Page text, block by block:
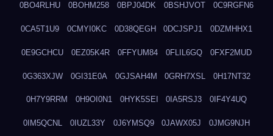
0BO4RLHU 0BOHM258 0BPJ04DK 0BSHJVOT 0C9RGFN6
0CA5T1U9 0CMYI0KC 0D38QEGH 0DCJSPJ1 0DZMHHX1
0E9GCHCU 0EZ05K4R 0FFYUM84 0FLIL6GQ 0FXF2MUD
0G363XJW 0GI31E0A 0GJSAH4M 0GRH7XSL 0H17NT32
0H7Y9RRM 0H9OI0N1 0HYK5SEI 0IA5RSJ3 0IF4Y4UQ
0IM5QCNL 0IUZL33Y 0J6YMSQ9 0JAWX05J 0JMG9NJH